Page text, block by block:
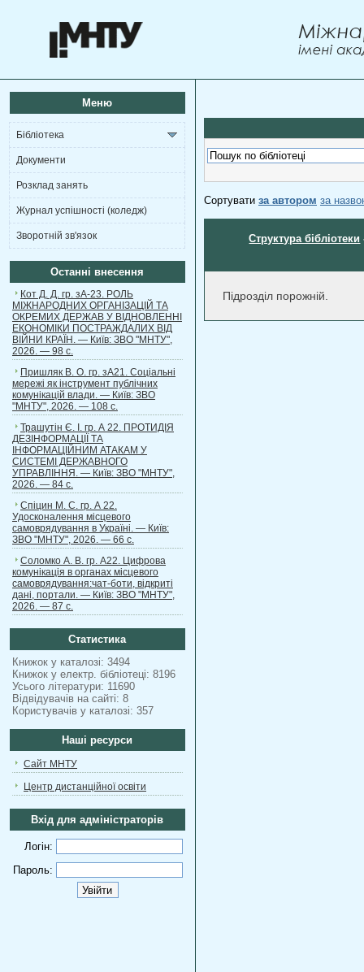
Меню
Бібліотека
Документи
Розклад занять
Журнал успішності (коледж)
Зворотній зв'язок
Останні внесення
Кот Д. Д. гр. зА-23. РОЛЬ
МІЖНАРОДНИХ ОРГАНІЗАЦІЙ ТА
ОКРЕМИХ ДЕРЖАВ У ВІДНОВЛЕННІ
ЕКОНОМІКИ ПОСТРАЖДАЛИХ ВІД
ВІЙНИ КРАЇН. — Київ: ЗВО "МНТУ",
2026. — 98 с.
Пришляк В. О. гр. зА21. Соціальні
мережі як інструмент публічних
комунікацій влади. — Київ: ЗВО
"МНТУ", 2026. — 108 с.
Трашутін Є. І. гр. А 22. ПРОТИДІЯ
ДЕЗІНФОРМАЦІЇ ТА
ІНФОРМАЦІЙНИМ АТАКАМ У
СИСТЕМІ ДЕРЖАВНОГО
УПРАВЛІННЯ. — Київ: ЗВО "МНТУ",
2026. — 84 с.
Спіцин М. С. гр. А 22.
Удосконалення місцевого
самоврядування в Україні. — Київ:
ЗВО "МНТУ", 2026. — 66 с.
Соломко А. В. гр. А22. Цифрова
комунікація в органах місцевого
самоврядування:чат-боти, відкриті
дані, портали. — Київ: ЗВО "МНТУ",
2026. — 87 с.
Статистика
Книжок у каталозі: 3494
Книжок у електр. бібліотеці: 8196
Усього літератури: 11690
Відвідувачів на сайті: 8
Користувачів у каталозі: 357
Наші ресурси
Сайт МНТУ
Центр дистанційної освіти
Вхід для адміністраторів
Логін:
Пароль:
Сортувати за автором за
Структура бібліотеки
Підрозділ порожній.